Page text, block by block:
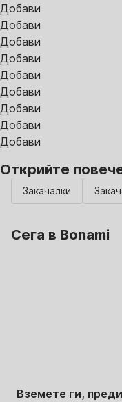
Добави
Добави
Добави
Добави
Добави
Добави
Добави
Добави
Добави
Открийте
Закачалки
Сега в Bonami
Вземете ги,